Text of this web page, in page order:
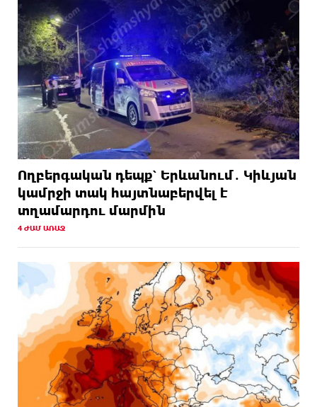
Ողբերգական դեպք՝ Երևանում․ Կիևյան
կամրջի տակ հայտնաբերվել է
տղամարդու մարմին
4 ԺԱՄ ԱՌԱՋ